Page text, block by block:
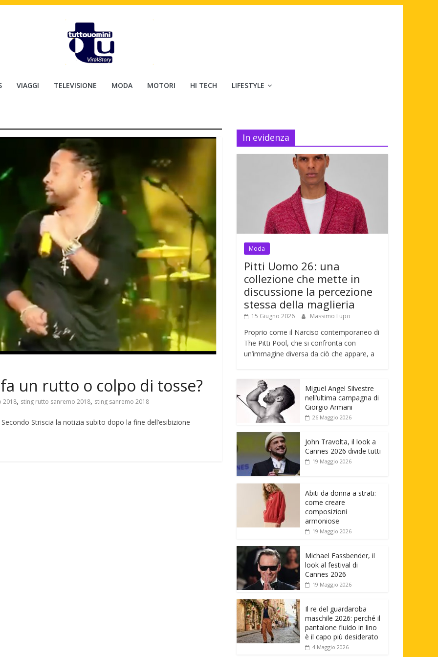
VIAGGI TELEVISIONE MODA MOTORI HI TECH LIFESTYLE
un rutto o colpo di tosse?
2018, sting rutto sanremo 2018, sting sanremo 2018
Striscia la notizia subito dopo la fine dell’esibizione
In evidenza
Moda
Pitti Uomo 26: una
collezione che mette in
discussione la percezione
stessa della maglieria
15 Giugno 2026 Massimo Lupo
Proprio come il Narciso contemporaneo di
The Pitti Pool, che si confronta con
un’immagine diversa da ciò che appare, a
Miguel Angel Silvestre
nell’ultima campagna di
Giorgio Armani
26 Maggio 2026
John Travolta, il look a
Cannes 2026 divide tutti
19 Maggio 2026
Abiti da donna a strati:
come creare
composizioni
armoniose
19 Maggio 2026
Michael Fassbender, il
look al festival di
Cannes 2026
19 Maggio 2026
Il re del guardaroba
maschile 2026: perché il
pantalone fluido in lino
è il capo più desiderato
4 Maggio 2026